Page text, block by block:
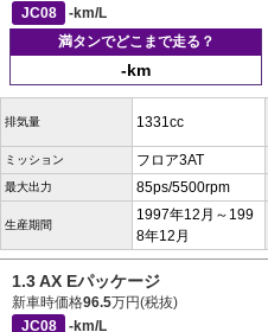
JC08
-km/L
満タンでどこまで走る？
-km
排気量 1331cc
ミッション フロア3AT
最大出力 85ps/5500rpm
生産期間
1997年12月～199
8年12月
1.3 AX Eパッケージ
新車時価格96.5万円(税抜)
JC08
-km/L